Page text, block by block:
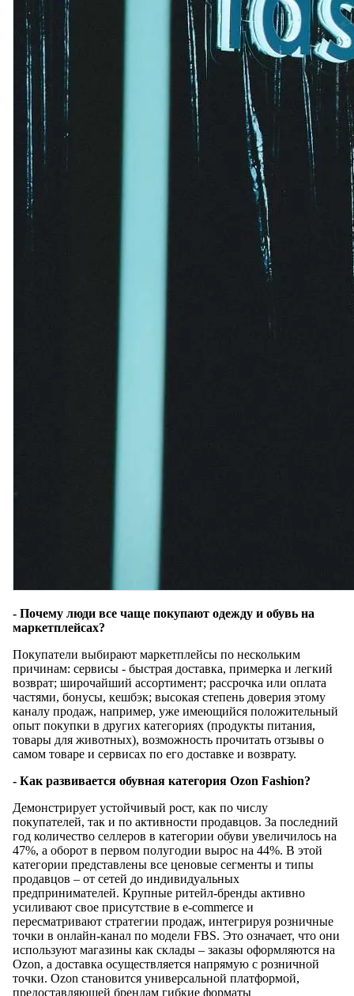
- Почему люди все чаще покупают одежду и обувь на
маркетплейсах?
Покупатели выбирают маркетплейсы по нескольким
причинам: сервисы - быстрая доставка, примерка и легкий
возврат; широчайший ассортимент; рассрочка или оплата
частями, бонусы, кешбэк; высокая степень доверия этому
каналу продаж, например, уже имеющийся положительный
опыт покупки в других категориях (продукты питания,
товары для животных), возможность прочитать отзывы о
самом товаре и сервисах по его доставке и возврату.
- Как развивается обувная категория Ozon Fashion?
Демонстрирует устойчивый рост, как по числу
покупателей, так и по активности продавцов. За последний
год количество селлеров в категории обуви увеличилось на
47%, а оборот в первом полугодии вырос на 44%. В этой
категории представлены все ценовые сегменты и типы
продавцов – от сетей до индивидуальных
предпринимателей. Крупные ритейл-бренды активно
усиливают свое присутствие в e-commerce и
пересматривают стратегии продаж, интегрируя розничные
точки в онлайн-канал по модели FBS. Это означает, что они
используют магазины как склады – заказы оформляются на
Ozon, а доставка осуществляется напрямую с розничной
точки. Ozon становится универсальной платформой,
предоставляющей брендам гибкие форматы